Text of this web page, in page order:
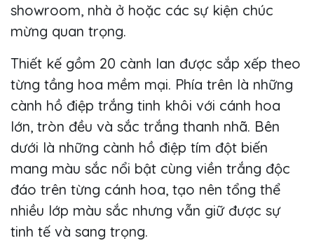
showroom, nhà ở hoặc các sự kiện chúc
mừng quan trọng.
Thiết kế gồm 20 cành lan được sắp xếp theo
từng tầng hoa mềm mại. Phía trên là những
cành hồ điệp trắng tinh khôi với cánh hoa
lớn, tròn đều và sắc trắng thanh nhã. Bên
dưới là những cành hồ điệp tím đột biến
mang màu sắc nổi bật cùng viền trắng độc
đáo trên từng cánh hoa, tạo nên tổng thể
nhiều lớp màu sắc nhưng vẫn giữ được sự
tinh tế và sang trọng.